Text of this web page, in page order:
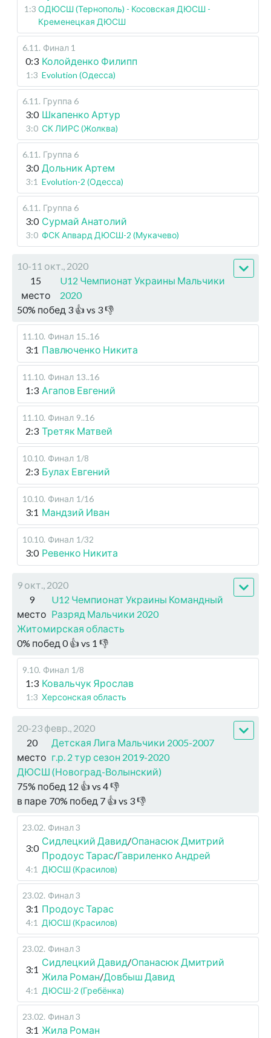
1:3 ОДЮСШ (Тернополь) - Косовская ДЮСШ -
Кременецкая ДЮСШ
6.11 . Финал 1
0:3 Колойденко Филипп
1:3 Evolution (Одесса)
6.11 . Группа 6
3:0 Шкапенко Артур
3:0 СК ЛИРС (Жолква)
6.11 . Группа 6
3:0 Дольник Артем
3:1 Evolution-2 (Одесса)
6.11 . Группа 6
3:0 Сурмай Анатолий
3:0 ФСК Апвард ДЮСШ-2 (Мукачево)
10-11 окт., 2020
15
место
U12 Чемпионат Украины Мальчики
2020
50% побед 3 👍 vs 3👎
11.10. Финал 15..16
3:1 Павлюченко Никита
11.10. Финал 13..16
1:3 Агапов Евгений
11.10. Финал 9..16
2:3 Третяк Матвей
10.10. Финал 1/8
2:3 Булах Евгений
10.10. Финал 1/16
3:1 Мандзий Иван
10.10. Финал 1/32
3:0 Ревенко Никита
9 окт., 2020
9
место
U12 Чемпионат Украины Командный
Разряд Мальчики 2020
Житомирская область
0% побед 0👍 vs 1 👎
9.10. Финал 1/8
1:3 Ковальчук Ярослав
1:3 Херсонская область
20-23 февр., 2020
20
место
Детская Лига Мальчики 2005-2007
г.р. 2 тур сезон 2019-2020
ДЮСШ (Новоград-Волынский)
75% побед 12 👍 vs 4👎
в паре 70% побед 7 👍 vs 3👎
23.02. Финал 3
3:0
Сидлецкий Давид/Опанасюк Дмитрий
Продоус Тарас/Гавриленко Андрей
4:1 ДЮСШ (Красилов)
23.02. Финал 3
3:1 Продоус Тарас
4:1 ДЮСШ (Красилов)
23.02. Финал 3
3:1
Сидлецкий Давид/Опанасюк Дмитрий
Жила Роман/Довбыш Давид
4:1 ДЮСШ-2 (Гребёнка)
23.02. Финал 3
3:1 Жила Роман